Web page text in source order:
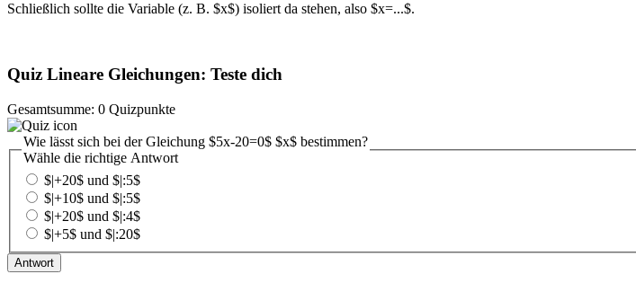
Schließlich sollte die Variable (z. B. $x$) isoliert da stehen, also $x=...$.
Quiz Lineare Gleichungen: Teste dich
Gesamtsumme: 0 Quizpunkte
Wie lässt sich bei der Gleichung $5x-20=0$ $x$ bestimmen?
Wähle die richtige Antwort
$|+20$ und $|:5$
$|+10$ und $|:5$
$|+20$ und $|:4$
$|+5$ und $|:20$